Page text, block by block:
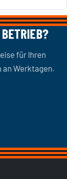
BETRIEB?
für Ihren
an Werktagen.